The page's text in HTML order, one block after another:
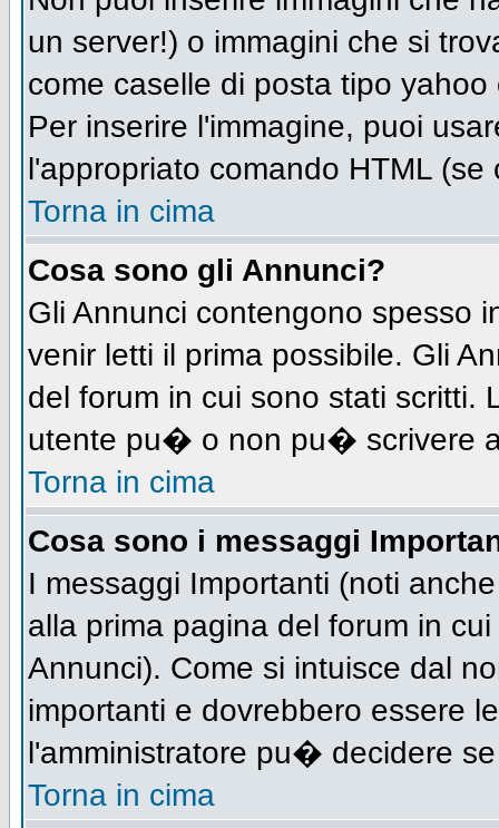
un server!) o immagini che si
come caselle di posta tipo
Per inserire l'immagine, puoi
l'appropriato comando HTML (se
Torna in cima
Cosa sono gli Annunci?
Gli Annunci contengono spesso
venir letti il prima possibile. Gli
del forum in cui sono stati
utente pu� o non pu� scrivere
Torna in cima
Cosa sono i messaggi
I messaggi Importanti (noti
alla prima pagina del forum in
Annunci). Come si intuisce dal
importanti e dovrebbero essere
l'amministratore pu� decidere
Torna in cima